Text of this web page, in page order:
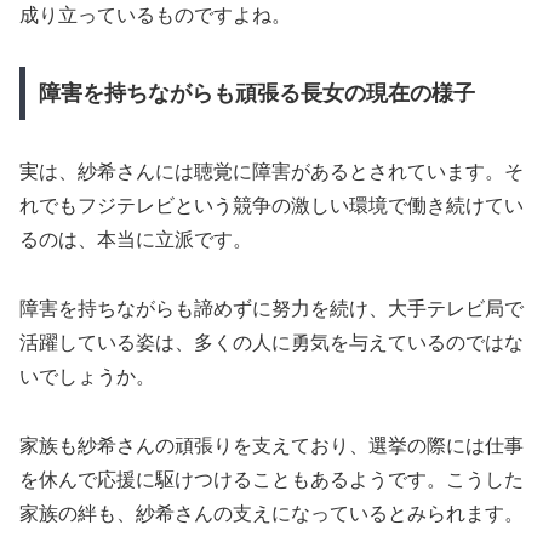
成り立っているものですよね。
障害を持ちながらも頑張る長女の現在の様子
実は、紗希さんには聴覚に障害があるとされています。そ
れでもフジテレビという競争の激しい環境で働き続けてい
るのは、本当に立派です。
障害を持ちながらも諦めずに努力を続け、大手テレビ局で
活躍している姿は、多くの人に勇気を与えているのではな
いでしょうか。
家族も紗希さんの頑張りを支えており、選挙の際には仕事
を休んで応援に駆けつけることもあるようです。こうした
家族の絆も、紗希さんの支えになっているとみられます。